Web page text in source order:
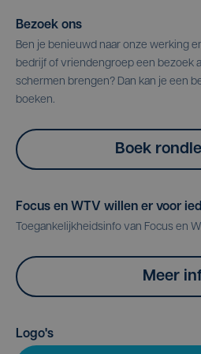
Bezoek ons
Ben je benieuwd naar onze werking
bedrijf of vriendengroep een bezoek
schermen brengen? Dan kan je een
boeken.
Boek
Focus en WTV willen er voor
Toegankelijkheidsinfo van Focus en
Meer
Logo's